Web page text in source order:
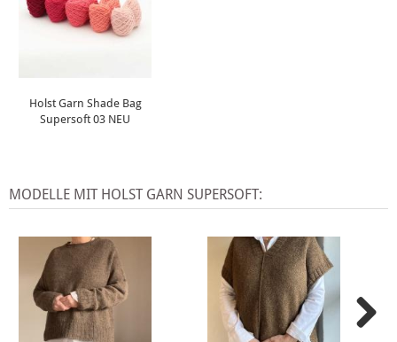
Holst Garn Shade Bag
Supersoft 03 NEU
MODELLE MIT HOLST GARN SUPERSOFT: